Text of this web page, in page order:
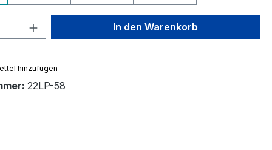
Anzahl: Gib den gewünschten Wert
In den Warenkorb
hinzufügen
22LP-58